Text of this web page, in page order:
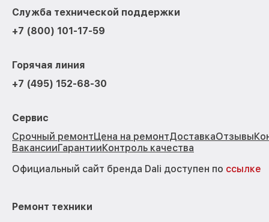
Служба технической поддержки
+7 (800) 101-17-59
Горячая линия
+7 (495) 152-68-30
Сервис
Срочный ремонтЦена на ремонтДоставкаОтзывы
ВакансииГарантииКонтроль качества
Официальный сайт бренда Dali доступен по ссылке
Ремонт техники